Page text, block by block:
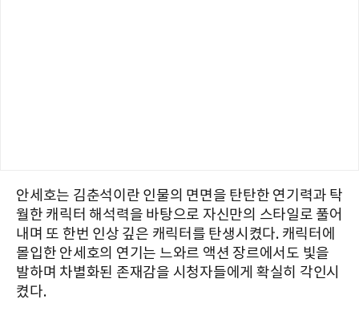
안세호는 김춘석이란 인물의 면면을 탄탄한 연기력과 탁
월한 캐릭터 해석력을 바탕으로 자신만의 스타일로 풀어
내며 또 한번 인상 깊은 캐릭터를 탄생시켰다. 캐릭터에
몰입한 안세호의 연기는 느와르 액션 장르에서도 빛을
발하며 차별화된 존재감을 시청자들에게 확실히 각인시
켰다.